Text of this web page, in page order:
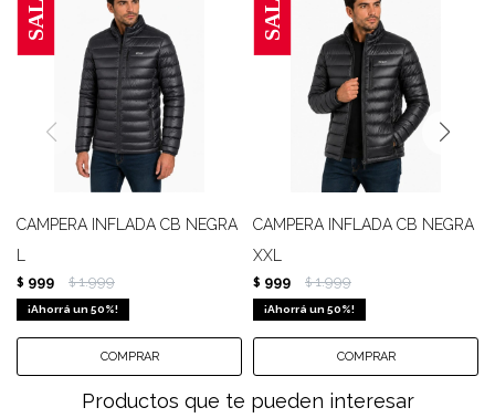
CAMPERA INFLADA CB NEGRA
$ 999 $ 1.999
50
CAMPERA INFLADA CB NEGRA
XXL
$ 999 $ 1.999
50
Productos que te pueden interesar